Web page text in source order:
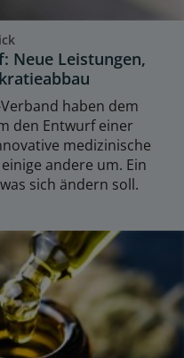
Neue Leistungen,
haben dem
den Entwurf einer
medizinische
andere um. Ein
sich ändern soll.